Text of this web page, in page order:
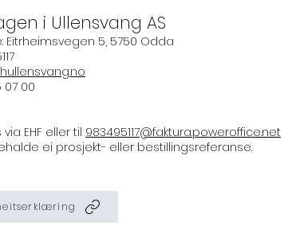
i Ullensvang AS
Eitrheimsvegen 5, 5750 Odda
07 00
EHF eller til 983495117@faktura.poweroffice.net
ei prosjekt- eller bestillingsreferanse.